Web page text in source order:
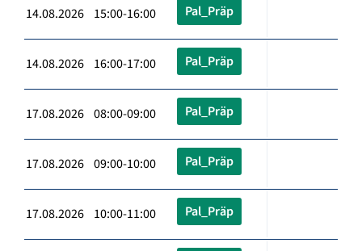
14.08.2026 15:00-16:00 Pal_Präp
14.08.2026 16:00-17:00 Pal_Präp
17.08.2026 08:00-09:00 Pal_Präp
17.08.2026 09:00-10:00 Pal_Präp
17.08.2026 10:00-11:00 Pal_Präp